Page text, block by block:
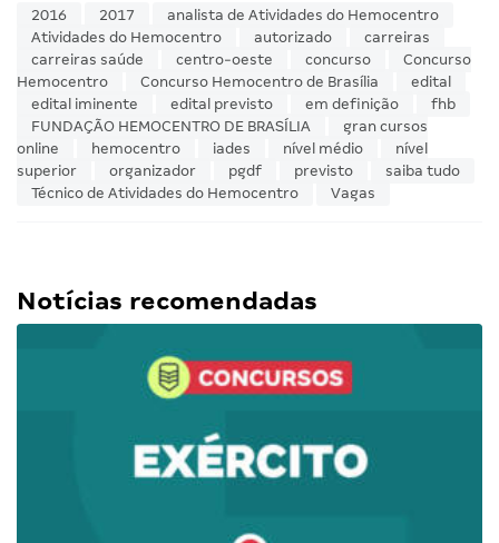
2016 2017
analista de Atividades do Hemocentro
Atividades do Hemocentro
autorizado
carreiras
carreiras saúde
centro-oeste concurso
Concurso
Hemocentro
Concurso Hemocentro de Brasília
edital
edital iminente
edital previsto em definição
fhb
FUNDAÇÃO HEMOCENTRO DE BRASÍLIA
gran cursos
online
hemocentro iades nível médio
nível
superior
organizador pgdf previsto
saiba tudo
Técnico de Atividades do Hemocentro
Vagas
Notícias recomendadas